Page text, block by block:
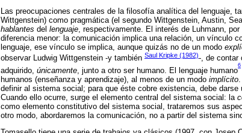
Las preocupaciones centrales de la filosofía analítica del lenguaje,
Wittgenstein) como pragmática (el segundo Wittgenstein, Austin,
hablantes del lenguaje , respectivamente. El interés de Luhmann,
diferencia menor: la comunicación implica una relación, un vínculo
lenguaje, ese vínculo se implica, aunque quizás no de un modo
observar Ludwig Wittgenstein -y también Saul Kripke (1982)-, de contar
adquirido, únicamente, junto a otro ser humano. El lenguaje humano
6
humanos (enseñanza y aprendizaje), al menos de un modo implícito
definir al sistema social; para que éste cobre existencia, debe
Cuando ello ocurre, surge el elemento central del sistema social: la
como elemento constitutivo del sistema social, trataremos sus
otro modo, abordaremos la comunicación, no a partir del sistema